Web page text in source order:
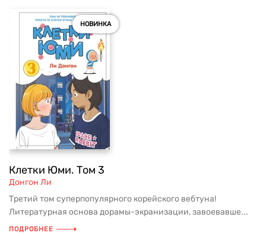
НОВИНКА
Клетки Юми. Том 3
Донгон Ли
Третий том суперпопулярного корейского вебтуна!
Литературная основа дорамы-экранизации, завоевавше...
ПОДРОБНЕЕ